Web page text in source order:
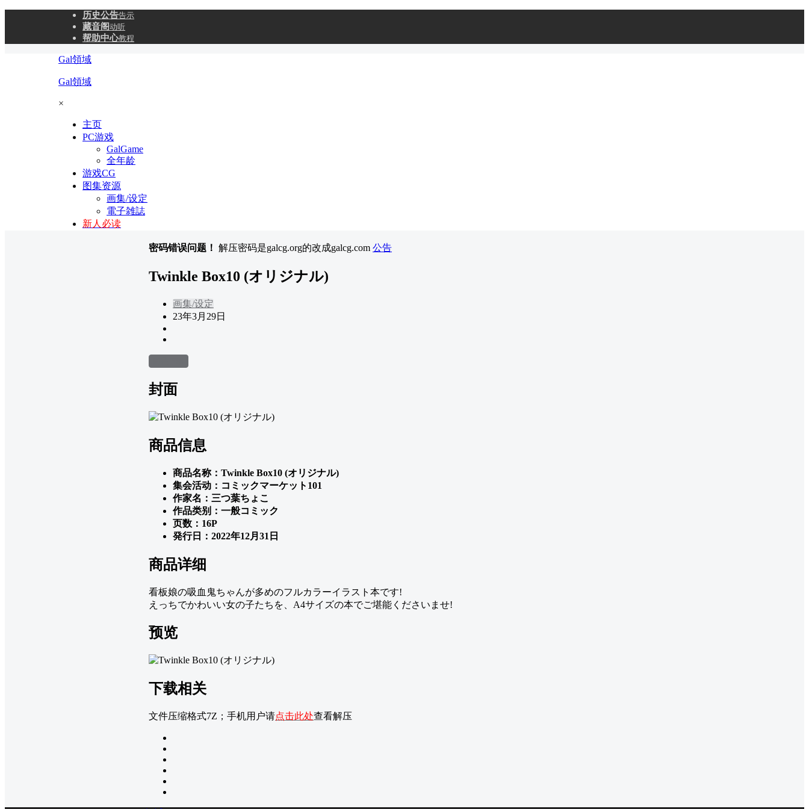
历史公告告示
藏音阁动听
帮助中心教程
Gal領域
Gal領域
×
主页
PC游戏
GalGame
全年龄
游戏CG
图集资源
画集/设定
電子雑誌
新人必读
密码错误问题！ 解压密码是galcg.org的改成galcg.com 公告
Twinkle Box10 (オリジナル)
画集/设定
23年3月29日
封面
商品信息
商品名称：Twinkle Box10 (オリジナル)
集会活动：コミックマーケット101
作家名：三つ葉ちょこ
作品类别：一般コミック
页数：16P
発行日：2022年12月31日
商品详细
看板娘の吸血鬼ちゃんが多めのフルカラーイラスト本です!
えっちでかわいい女の子たちを、A4サイズの本でご堪能くださいませ!
预览
下载相关
文件压缩格式7Z；手机用户请点击此处查看解压